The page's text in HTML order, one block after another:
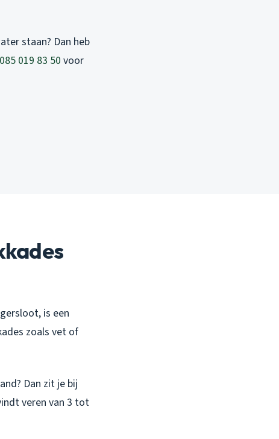
staan? Dan heb
085 019 83 50 voor
is een
zoals vet of
Dan zit je bij
veren van 3 tot